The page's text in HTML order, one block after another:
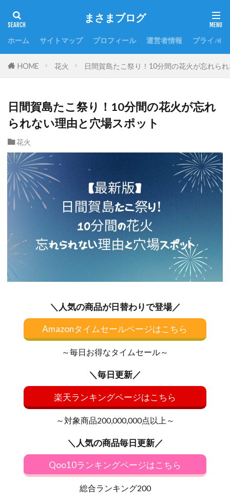
まさまブログ
ホーム サイトマップ プロフィール 運営者情報 プライバ
HOME 花火 日間賀島たこ祭り！10分間の花火が忘れら
日間賀島たこ祭り！10分間の花火が忘れ
られない理由と穴場スポット
花火
＼人気の商品が日替わりで登場／
Amazonタイムセールページはこちら
～毎日お得なタイムセール～
＼毎日更新／
楽天ランキングページはこちら
～対象商品200,000,000点以上～
＼人気の商品毎日更新／
Qoo10ランキングページはこちら
総合ランキング200